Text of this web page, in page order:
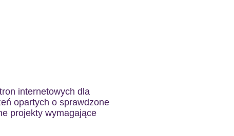
internetowych dla
opartych o sprawdzone
projekty wymagające